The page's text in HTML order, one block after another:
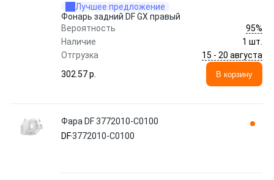
Лучшее предложение
Фонарь задний DF GX правый
Вероятность
95%
Наличие
1 шт.
Отгрузка
15 - 20 августа
302.57 p.
В корзину
Фара DF 3772010-C0100
DF3772010-C0100